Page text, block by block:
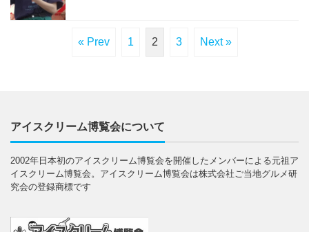
« Prev 1 2 3 Next »
アイスクリーム博覧会について
2002年日本初のアイスクリーム博覧会を開催したメンバーによる元祖ア
イスクリーム博覧会。アイスクリーム博覧会は株式会社ご当地グルメ研
究会の登録商標です